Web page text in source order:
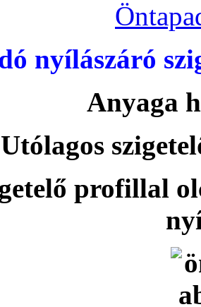
nyílászáró
Anyaga
Utólagos
profillal